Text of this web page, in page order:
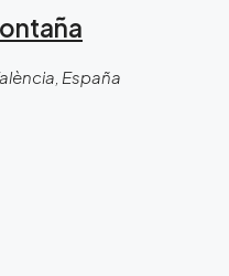
España